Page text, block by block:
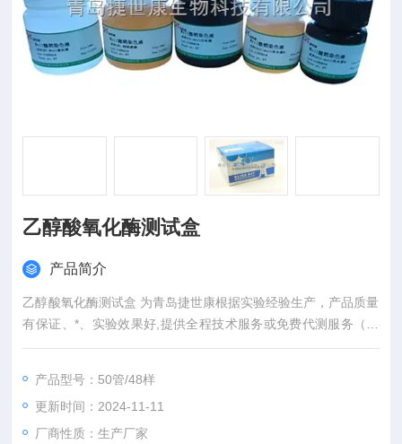
乙醇酸氧化酶测试盒
产品简介
乙醇酸氧化酶测试盒 为青岛捷世康根据实验经验生产，产品质量
有保证、*、实验效果好,提供全程技术服务或免费代测服务（山
东省内可上门取样）产品具有灵敏度高，快速,准确,操作简单,易
产品型号：50管/48样
更新时间：2024-11-11
厂商性质：生产厂家